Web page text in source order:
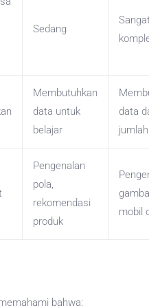
Sedang
Membutuhkan
data untuk
belajar
data
Pengenalan
pola,
rekomendasi
produk
mobil
bahwa: